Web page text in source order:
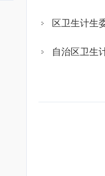
区卫生计生
自治区卫生